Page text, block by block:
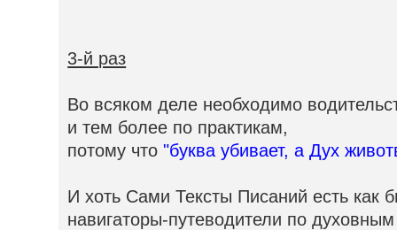
3-й раз
Во всяком деле необходимо
и тем более по практикам,
потому что"буква убивает, а Дух
И хоть Сами Тексты Писаний есть как
навигаторы-путеводители по